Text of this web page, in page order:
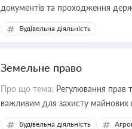
документів та проходження
Будівельна діяльність
Земельне право
Про що тема: Регулювання прав
важливим для захисту майнових
ресурсами
Будівельна діяльність